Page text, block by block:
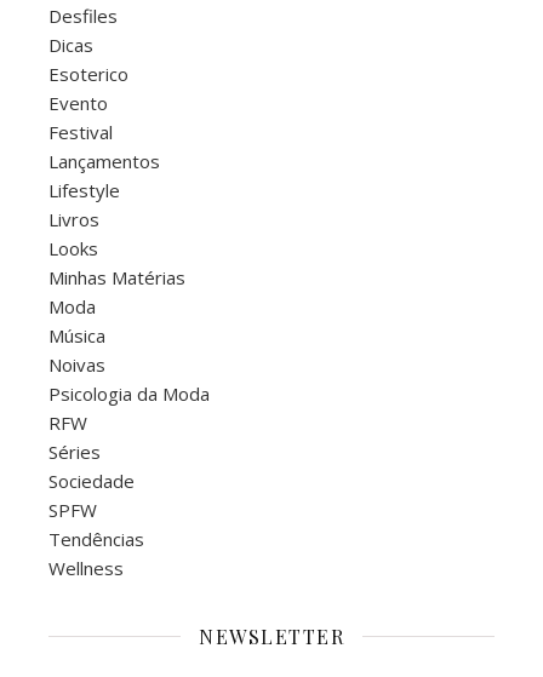
Desfiles
Dicas
Esoterico
Evento
Festival
Lançamentos
Lifestyle
Livros
Looks
Minhas Matérias
Moda
Música
Noivas
Psicologia da Moda
RFW
Séries
Sociedade
SPFW
Tendências
Wellness
NEWSLETTER